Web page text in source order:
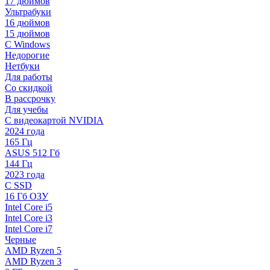
Ультрабуки
16 дюймов
15 дюймов
С Windows
Недорогие
Нетбуки
Для работы
Со скидкой
В рассрочку
Для учебы
С видеокартой NVIDIA
2024 года
165 Гц
ASUS 512 Гб
144 Гц
2023 года
С SSD
16 Гб ОЗУ
Intel Core i5
Intel Core i3
Intel Core i7
Черные
AMD Ryzen 5
AMD Ryzen 3